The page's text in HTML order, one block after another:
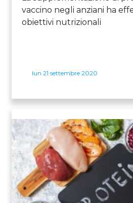
vaccino negli anziani ha
obiettivi nutrizionali
lun 21 settembre 2020